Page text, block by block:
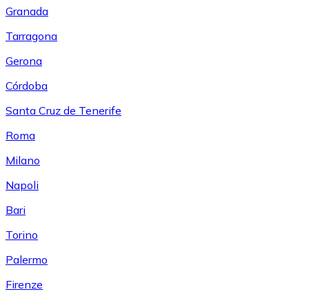
Granada
Tarragona
Gerona
Córdoba
Santa Cruz de Tenerife
Roma
Milano
Napoli
Bari
Torino
Palermo
Firenze